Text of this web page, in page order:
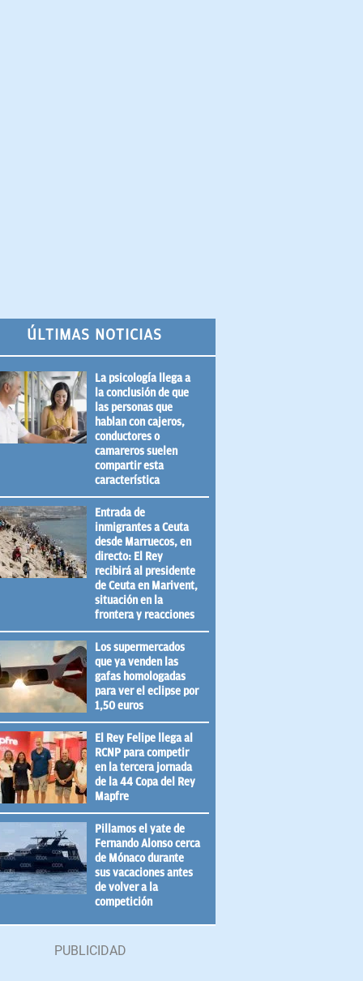
ÚLTIMAS NOTICIAS
La psicología llega a
la conclusión de que
las personas que
hablan con cajeros,
conductores o
camareros suelen
compartir esta
característica
Entrada de
inmigrantes a Ceuta
desde Marruecos, en
directo: El Rey
recibirá al presidente
de Ceuta en Marivent,
situación en la
frontera y reacciones
Los supermercados
que ya venden las
gafas homologadas
para ver el eclipse por
1,50 euros
El Rey Felipe llega al
RCNP para competir
en la tercera jornada
de la 44 Copa del Rey
Mapfre
Pillamos el yate de
Fernando Alonso cerca
de Mónaco durante
sus vacaciones antes
de volver a la
competición